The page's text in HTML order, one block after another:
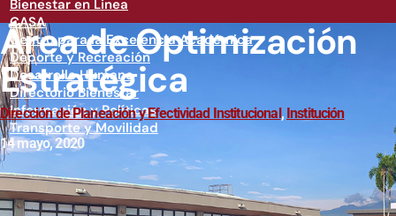
Bienestar en Linea
CASA
Centro para la Excelencia Académica
Deporte y Recreación
Desarrollo Humano
Directorio Bienestar
Información y Políticas
Transporte y Movilidad
Área de Optimización
Estratégica
Dirección de Planeación y Efectividad Institucional, Institución
14 mayo, 2020